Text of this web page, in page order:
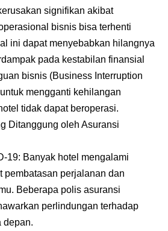
signifikan akibat
bisnis bisa terhenti
ini dapat menyebabkan hilangnya
pada kestabilan finansial
bisnis (Business Interruption
mengganti kehilangan
tidak dapat beroperasi.
Ditanggung oleh Asuransi
19: Banyak hotel mengalami
pembatasan perjalanan dan
Beberapa polis asuransi
perlindungan terhadap
depan.